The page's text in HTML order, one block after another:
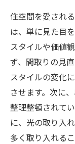
住空間を愛され
は、単に見た目
スタイルや価値
ず、間取りの見
スタイルの変化
させます。次に
整理整頓されて
に、光の取り入
多く取り入れる